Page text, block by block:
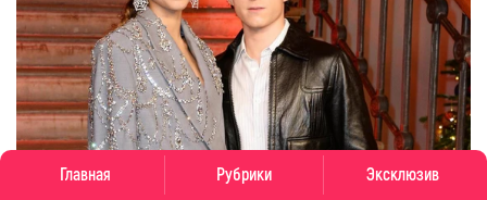
Главная Рубрики Эксклюзив